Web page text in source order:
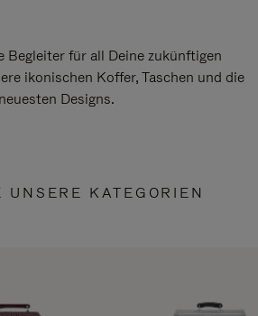
Begleiter für all Deine zukünftigen
ikonischen Koffer, Taschen und die
neuesten Designs.
UNSERE KATEGORIEN